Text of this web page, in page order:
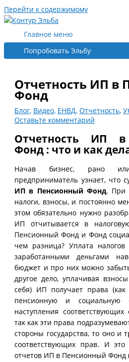
Перейти к содержимому
Главное меню
Попробовать Эльбу
Отчетность ИП в
Фонд
Блог, Видео, ЕНВД,Отчетность,
Оставьте комментарий
Отчетность ИП
Фонд : что и как
Начав бизнес, рано
предприниматель узнает, что
ИП в Пенсионный Фонд. При
налоги, взносы, и постоянно
этом обязательно нужно
ИП отчитывается в
Пенсионный Фонд и Фонд
чем разница? Уплата
заработанными деньгами
бюджет и про них можно
другое дело, уплачивая
себя) ИП получает права
пенсионную и социальную
наступления
так как эти права
стороны государства, то оно и
соответствующих прав. И
отчетов ИП в Пенсионный Фонд